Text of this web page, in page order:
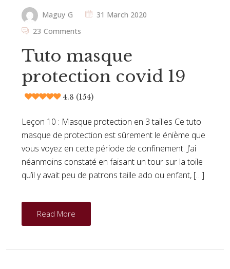
Maguy G
31 March 2020
23 Comments
Tuto masque
protection covid 19
4.8 (154)
Leçon 10 : Masque protection en 3 tailles Ce tuto
masque de protection est sûrement le énième que
vous voyez en cette période de confinement. J’ai
néanmoins constaté en faisant un tour sur la toile
qu’il y avait peu de patrons taille ado ou enfant, […]
Read More